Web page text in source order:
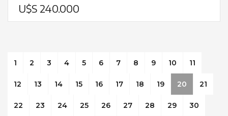
U$S 240.000
1 2 3 4 5 6 7 8 9 10 11
12 13 14 15 16 17 18 19 20 21
22 23 24 25 26 27 28 29 30